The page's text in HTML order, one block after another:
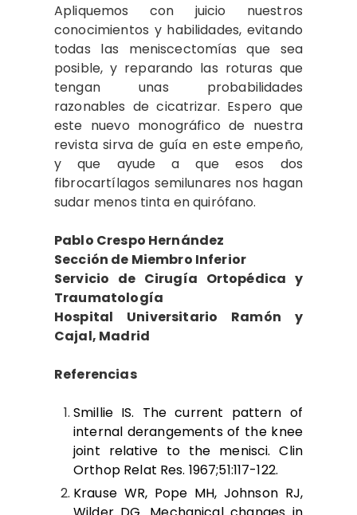
Apliquemos con juicio nuestros
conocimientos y habilidades, evitando
todas las meniscectomías que sea
posible, y reparando las roturas que
tengan unas probabilidades
razonables de cicatrizar. Espero que
este nuevo monográfico de nuestra
revista sirva de guía en este empeño,
y que ayude a que esos dos
fibrocartílagos semilunares nos hagan
sudar menos tinta en quirófano.
Pablo Crespo Hernández
Sección de Miembro Inferior
Servicio de Cirugía Ortopédica y
Traumatología
Hospital Universitario Ramón y
Cajal, Madrid
Referencias
Smillie IS. The current pattern of
internal derangements of the knee
joint relative to the menisci. Clin
Orthop Relat Res. 1967;51:117-122.
Krause WR, Pope MH, Johnson RJ,